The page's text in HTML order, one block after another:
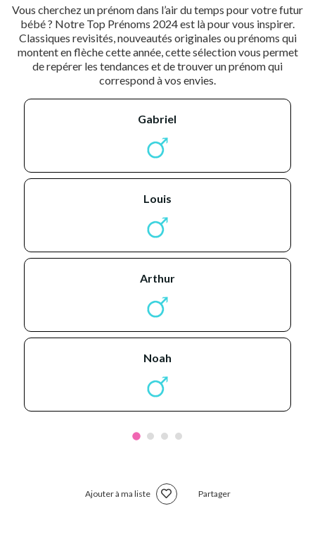
Vous cherchez un prénom dans l’air du temps pour votre futur
bébé ? Notre Top Prénoms 2024 est là pour vous inspirer.
Classiques revisités, nouveautés originales ou prénoms qui
montent en flèche cette année, cette sélection vous permet
de repérer les tendances et de trouver un prénom qui
correspond à vos envies.
gabriel
louis
arthur
noah
Ajouter à ma liste Partager